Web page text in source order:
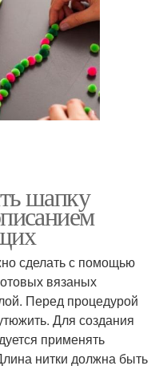
шапку
сделать с помощью
вязаных
Перед процедурой
Для создания
применять
нитки должна быть